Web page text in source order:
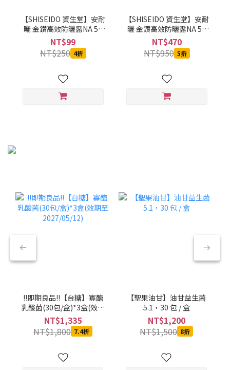
【SHISEIDO 資生堂】安耐
曬 金鑽高效防曬露NA 5X
版 12ml-專櫃公司貨(預購
品)
NT$99
NT$250 4折
【SHISEIDO 資生堂】安耐
曬 金鑽高效防曬露NA 5X
版 60ml-公司貨(預購品)
NT$470
NT$950 5折
!!即期良品!!【台糖】寡醣
乳酸菌(30包/盒)*3盒(效期
至2027/05/12)
NT$1,335
NT$1,800 7.4折
【聖果油甘】油甘益生菌
5.1，30 包 / 盒
NT$1,200
NT$1,500 8折